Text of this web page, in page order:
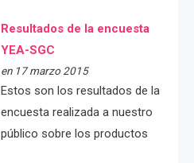
Resultados de la encuesta
YEA-SGC
en 17 marzo 2015
Estos son los resultados de la
encuesta realizada a nuestro
público sobre los productos